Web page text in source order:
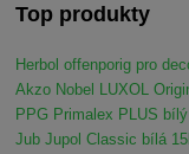
Top produkty
Herbol offenporig pro
Akzo Nobel LUXOL
PPG Primalex PLUS
Jub Jupol Classic bílá 15l